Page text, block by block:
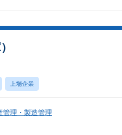
上場企業
管理・製造管理